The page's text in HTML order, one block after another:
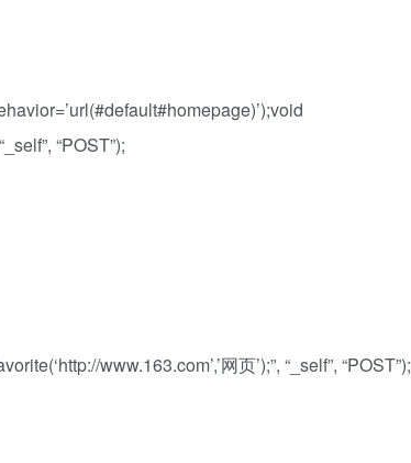
“POST”);
www.163.com’,’网页’);”, “_self”, “POST”);